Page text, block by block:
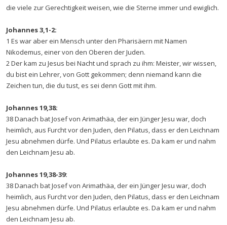
die viele zur Gerechtigkeit weisen, wie die Sterne immer und ewiglich.
Johannes 3,1-2:
1 Es war aber ein Mensch unter den Pharisäern mit Namen
Nikodemus, einer von den Oberen der Juden.
2 Der kam zu Jesus bei Nacht und sprach zu ihm: Meister, wir wissen,
du bist ein Lehrer, von Gott gekommen; denn niemand kann die
Zeichen tun, die du tust, es sei denn Gott mit ihm.
Johannes 19,38:
38 Danach bat Josef von Arimathäa, der ein Jünger Jesu war, doch
heimlich, aus Furcht vor den Juden, den Pilatus, dass er den Leichnam
Jesu abnehmen dürfe. Und Pilatus erlaubte es. Da kam er und nahm
den Leichnam Jesu ab.
Johannes 19,38-39:
38 Danach bat Josef von Arimathäa, der ein Jünger Jesu war, doch
heimlich, aus Furcht vor den Juden, den Pilatus, dass er den Leichnam
Jesu abnehmen dürfe. Und Pilatus erlaubte es. Da kam er und nahm
den Leichnam Jesu ab.